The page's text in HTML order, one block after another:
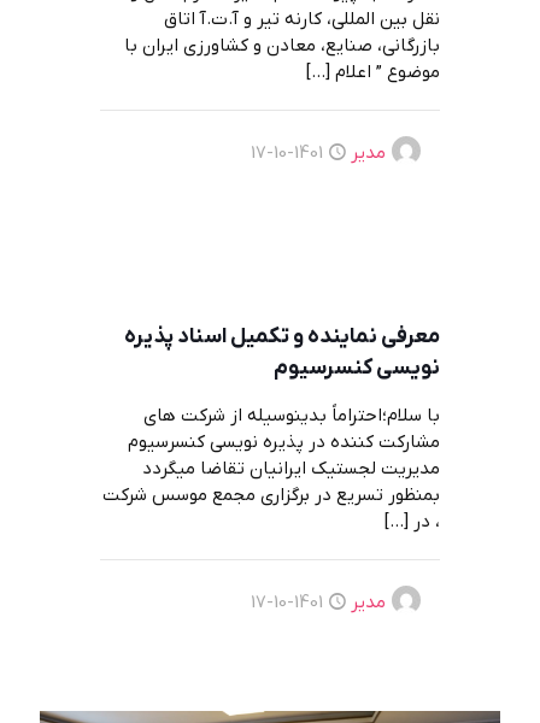
نقل بین المللی، کارنه تیر و آ.ت.آ اتاق
بازرگانی، صنایع، معادن و کشاورزی ایران با
موضوع ” اعلام […]
مدیر 1401-10-17
معرفی نماینده و تکمیل اسناد پذیره
نویسی کنسرسیوم
با سلام؛احتراماً بدینوسیله از شرکت های
مشارکت کننده در پذیره نویسی کنسرسیوم
مدیریت لجستیک ایرانیان تقاضا میگردد
بمنظور تسریع در برگزاری مجمع موسس شرکت
، در […]
مدیر 1401-10-17